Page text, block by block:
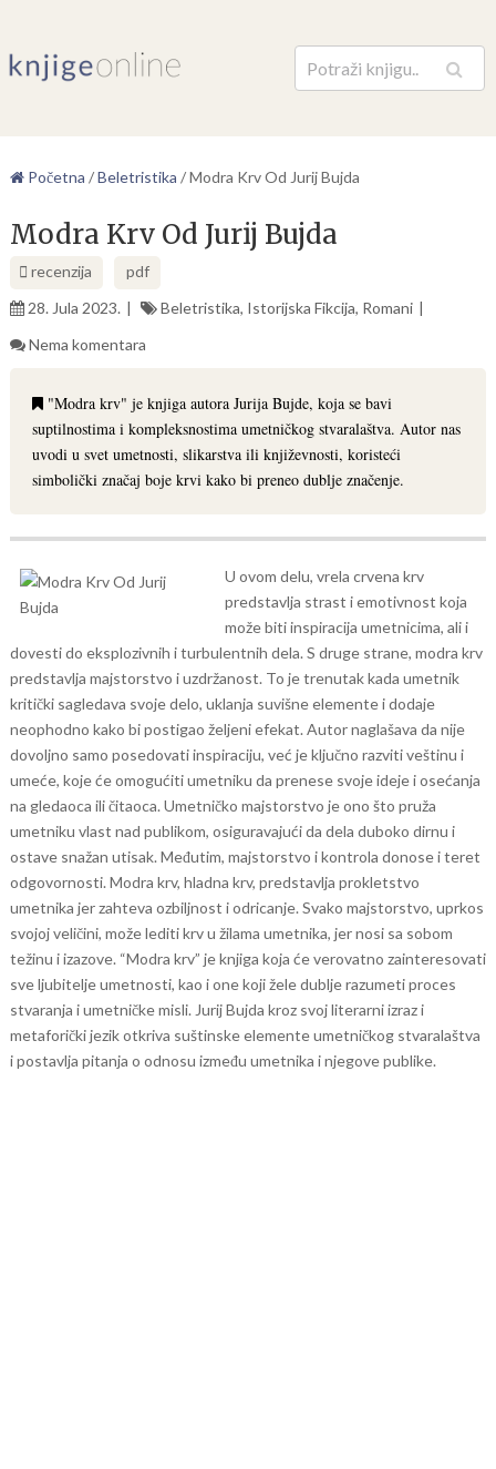
Pretraga
Početna /Beletristika /Modra Krv Od Jurij Bujda
Modra Krv Od Jurij Bujda
recenzija
pdf
28. Jula 2023.
Beletristika, Istorijska Fikcija, Romani
Nema komentara
"Modra krv" je knjiga autora Jurija Bujde, koja se bavi
suptilnostima i kompleksnostima umetničkog stvaralaštva. Autor nas
uvodi u svet umetnosti, slikarstva ili književnosti, koristeći
simbolički značaj boje krvi kako bi preneo dublje značenje.
U ovom delu, vrela crvena krv
predstavlja strast i emotivnost koja
može biti inspiracija umetnicima, ali i
dovesti do eksplozivnih i turbulentnih dela. S druge strane, modra krv
predstavlja majstorstvo i uzdržanost. To je trenutak kada umetnik
kritički sagledava svoje delo, uklanja suvišne elemente i dodaje
neophodno kako bi postigao željeni efekat. Autor naglašava da nije
dovoljno samo posedovati inspiraciju, već je ključno razviti veštinu i
umeće, koje će omogućiti umetniku da prenese svoje ideje i osećanja
na gledaoca ili čitaoca. Umetničko majstorstvo je ono što pruža
umetniku vlast nad publikom, osiguravajući da dela duboko dirnu i
ostave snažan utisak. Međutim, majstorstvo i kontrola donose i teret
odgovornosti. Modra krv, hladna krv, predstavlja prokletstvo
umetnika jer zahteva ozbiljnost i odricanje. Svako majstorstvo, uprkos
svojoj veličini, može lediti krv u žilama umetnika, jer nosi sa sobom
težinu i izazove. “Modra krv” je knjiga koja će verovatno zainteresovati
sve ljubitelje umetnosti, kao i one koji žele dublje razumeti proces
stvaranja i umetničke misli. Jurij Bujda kroz svoj literarni izraz i
metaforički jezik otkriva suštinske elemente umetničkog stvaralaštva
i postavlja pitanja o odnosu između umetnika i njegove publike.